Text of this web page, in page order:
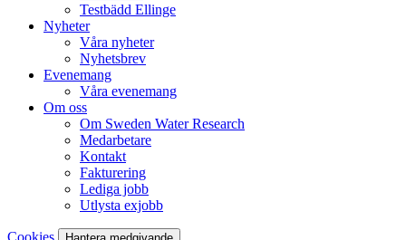
Testbädd Ellinge
Nyheter
Våra nyheter
Nyhetsbrev
Evenemang
Våra evenemang
Om oss
Om Sweden Water Research
Medarbetare
Kontakt
Fakturering
Lediga jobb
Utlysta exjobb
Cookies